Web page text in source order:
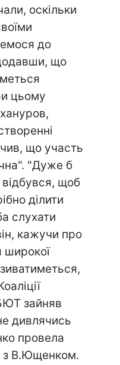
оскільки
до
що
цьому
що участь
"Дуже б
відбувся, щоб
ділити
слухати
кажучи про
широкої
зайняв
дивлячись
провела
з В.Ющенком.